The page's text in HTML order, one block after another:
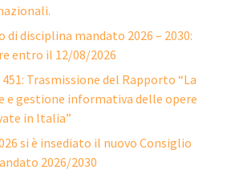
di disciplina mandato 2026 – 2030:
entro il 12/08/2026
Trasmissione del Rapporto “La
e gestione informativa delle opere
in Italia”
si è insediato il nuovo Consiglio
2026/2030